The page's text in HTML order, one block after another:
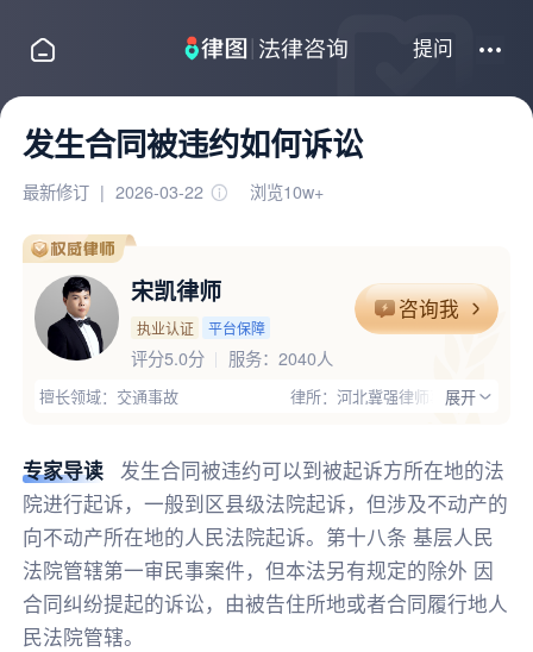
提问
发生合同被违约如何诉讼
最新修订 | 2026-03-22 浏览10w+
宋凯律师
执业认证 平台保障
咨询我
评分5.0分 服务： 2040人
擅长领域：交通事故
律所：河北冀强律师事务所
展开
专家导读
发生合同被违约可以到被起诉方所在地的法
院进行起诉，一般到区县级法院起诉，但涉及不动产的
向不动产所在地的人民法院起诉。第十八条 基层人民
法院管辖第一审民事案件，但本法另有规定的除外 因
合同纠纷提起的诉讼，由被告住所地或者合同履行地人
民法院管辖。